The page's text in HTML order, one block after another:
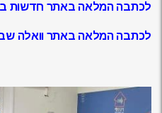
לכתבה המלאה באתר חדשות
לכתבה המלאה באתר וואלה